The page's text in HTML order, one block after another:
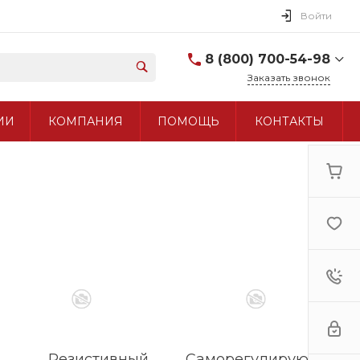
Войти
8 (800) 700-54-98
+7 (495) 960-97-90
Заказать звонок
КОМПАНИЯ ПОМОЩЬ КОНТАКТЫ